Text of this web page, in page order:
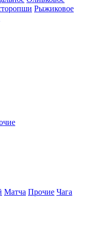
Рыжиковое
Матча Прочие Чага